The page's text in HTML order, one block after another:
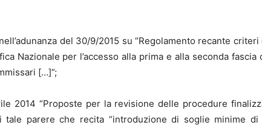
del 30/9/2015 su “Regolamento recante
Nazionale per l’accesso alla prima e alla seconda
[…]”;
2014 “Proposte per la revisione delle procedure
parere che recita “introduzione di soglie minime di